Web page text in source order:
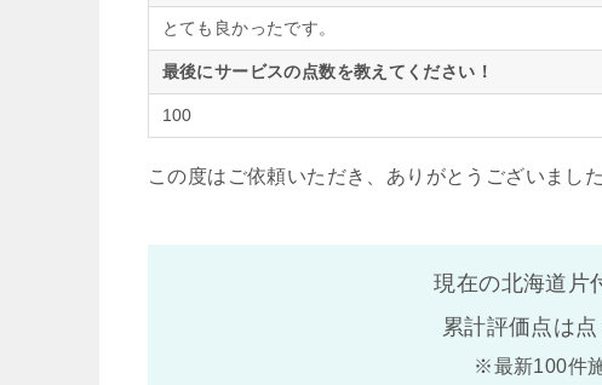
とても良かったです。
最後にサービスの点数を教えてください！
100
この度はご依頼いただき、ありがとうございました
現在の北海道片
累計評価点は
※最新100件